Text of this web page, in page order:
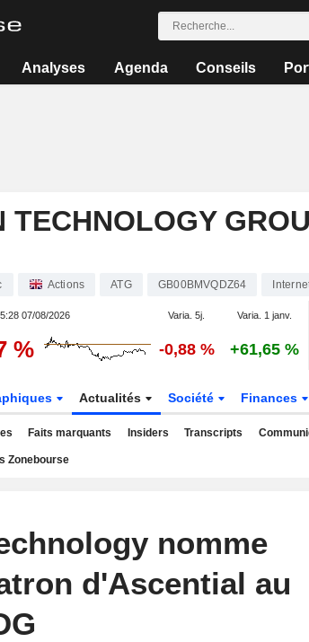
Analyses Agenda Conseils
TECHNOLOGY
Actions ATG GB00BMVQDZ64
07/08/2026 Varia. 5j. Varia. 1 janv.
% -0,88 % +61,65 %
Actualités Société Finances
Faits marquants Insiders Transcripts
Zonebourse
nomme
d'Ascential au